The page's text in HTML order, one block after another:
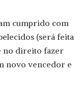
cumprido com
(será feita
no direito fazer
novo vencedor e